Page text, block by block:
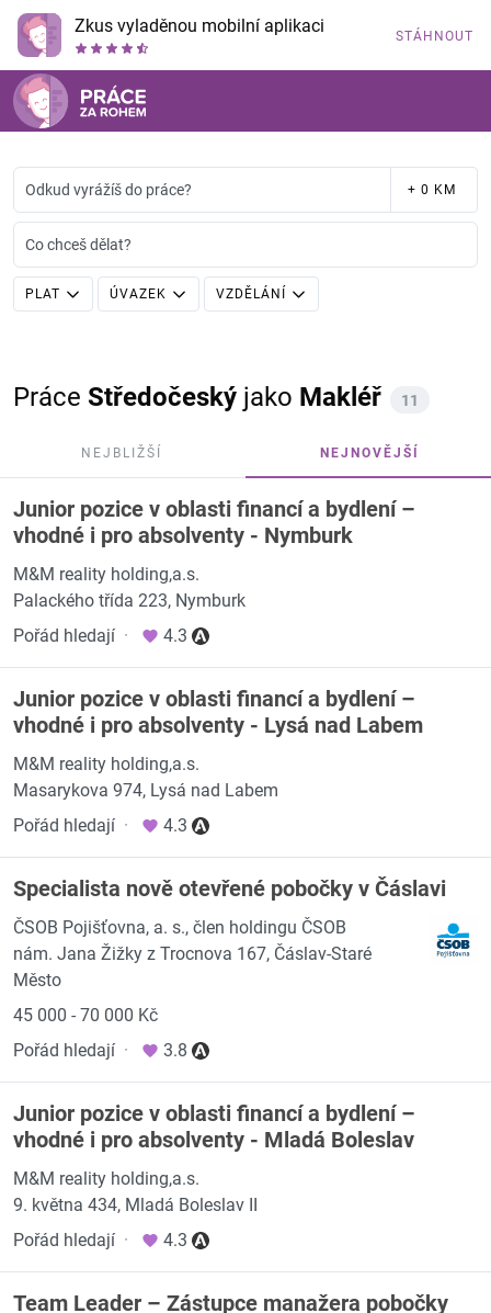
Zkus vyladěnou mobilní aplikaci STÁHNOUT
Odkud vyrážíš do práce? + 0 KM
Co chceš dělat?
PLAT ÚVAZEK VZDĚLÁNÍ
Práce Středočeský jako Makléř 11
NEJBLIŽŠÍ NEJNOVĚJŠÍ
Junior pozice v oblasti financí a bydlení –
vhodné i pro absolventy - Nymburk
M&M reality holding,a.s.
Palackého třída 223, Nymburk
Pořád hledají · 4.3
Junior pozice v oblasti financí a bydlení –
vhodné i pro absolventy - Lysá nad Labem
M&M reality holding,a.s.
Masarykova 974, Lysá nad Labem
Pořád hledají · 4.3
Specialista nově otevřené pobočky v Čáslavi
ČSOB Pojišťovna, a. s., člen holdingu ČSOB
nám. Jana Žižky z Trocnova 167, Čáslav-Staré
Město
45 000 - 70 000 Kč
Pořád hledají · 3.8
Junior pozice v oblasti financí a bydlení –
vhodné i pro absolventy - Mladá Boleslav
M&M reality holding,a.s.
9. května 434, Mladá Boleslav II
Pořád hledají · 4.3
Team Leader – Zástupce manažera pobočky